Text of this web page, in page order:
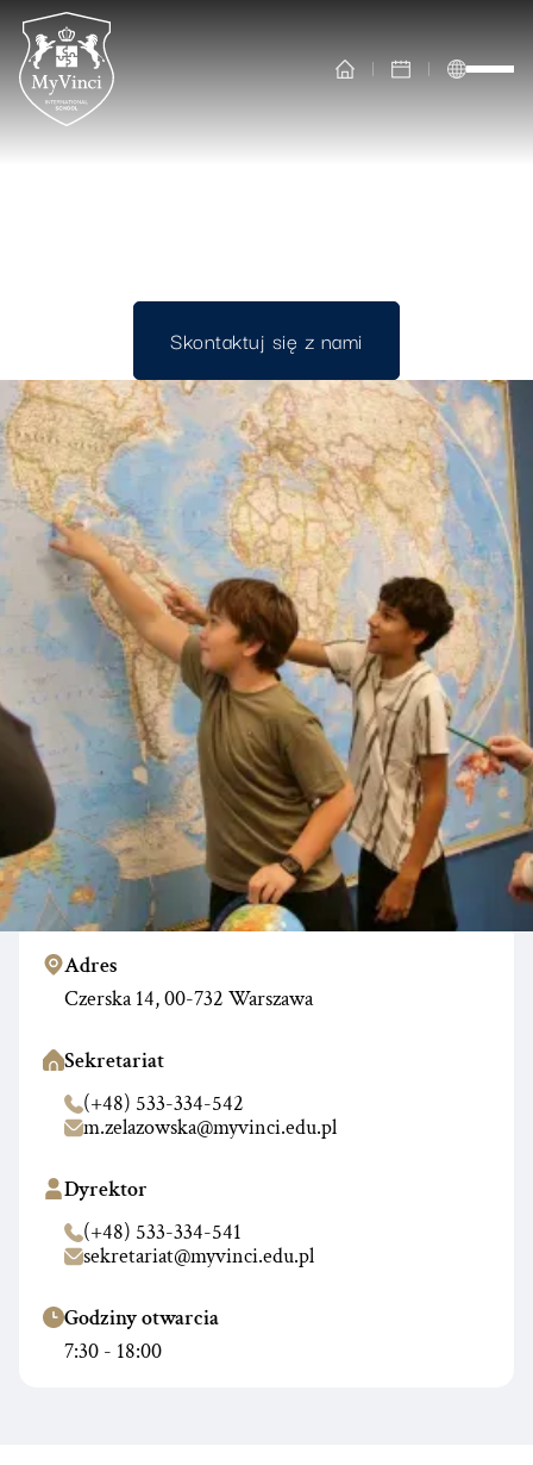
Skontaktuj się z nami
Skontaktuj się z nami
KONTAKT
Informacje kontaktowe
MyVinci International School
Czerska
Adres
Czerska 14, 00-732 Warszawa
Sekretariat
(+48) 533-334-542
m.zelazowska@myvinci.edu.pl
Dyrektor
(+48) 533-334-541
sekretariat@myvinci.edu.pl
Godziny otwarcia
7:30 - 18:00